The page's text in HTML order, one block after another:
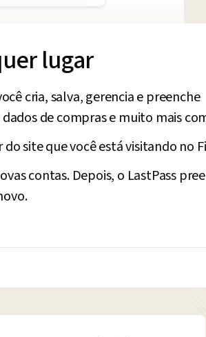
lugar
cria, salva, gerencia e preenche
de compras e muito mais
site que você está visitando no
contas. Depois, o LastPass